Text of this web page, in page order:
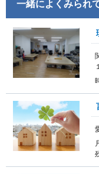
一緒によくみられ